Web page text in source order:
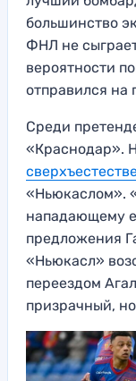
большинство
ФНЛ не
вероятности
отправился на
Среди
«Краснодар».
«Ньюкаслом».
нападающему
предложения
«Ньюкасл»
переездом
призрачный,